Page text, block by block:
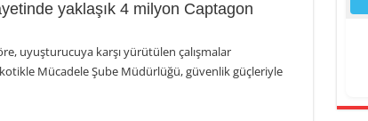
yaklaşık 4 milyon Captagon
uyuşturucuya karşı yürütülen çalışmalar
Mücadele Şube Müdürlüğü, güvenlik güçleriyle